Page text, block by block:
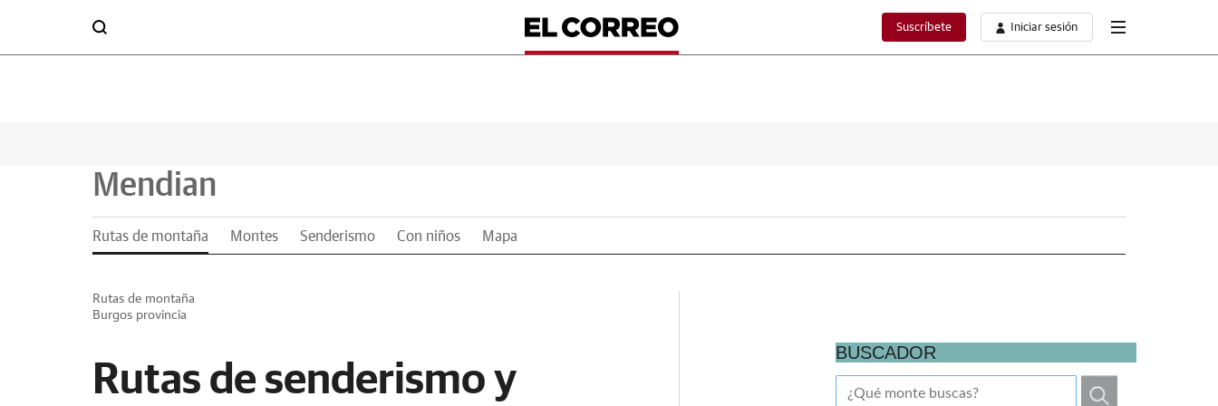
Suscríbete Iniciar sesión
Mendian
Rutas de montaña Montes Senderismo Con niños Mapa
Rutas de montaña
Burgos provincia
Rutas de senderismo y
BUSCADOR